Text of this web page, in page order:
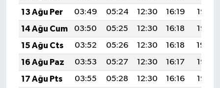
13 Ağu Per
03:49 05:24 12:30 16:19
19:27
14 Ağu Cum
03:50 05:25 12:30 16:18
19:26
15 Ağu Cts
03:52 05:26 12:30 16:18
19:24
16 Ağu Paz
03:53 05:27 12:30 16:17
19:23
17 Ağu Pts
03:55 05:28 12:30 16:16
19:22